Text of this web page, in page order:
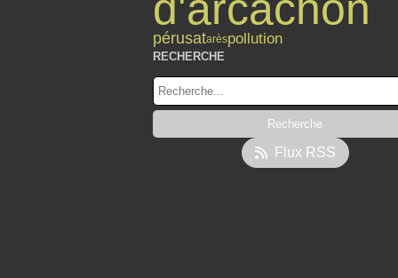
pérusatarèspollution
RECHERCHE
Flux RSS